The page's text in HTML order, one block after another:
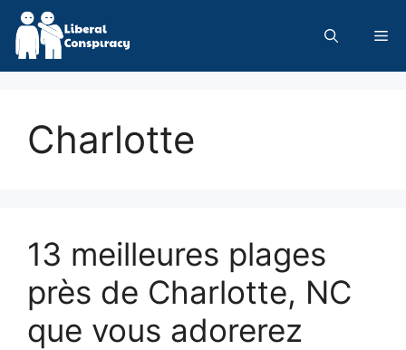
Skip
content
Charlotte
13 meilleures plages
près de Charlotte, NC
que vous adorerez